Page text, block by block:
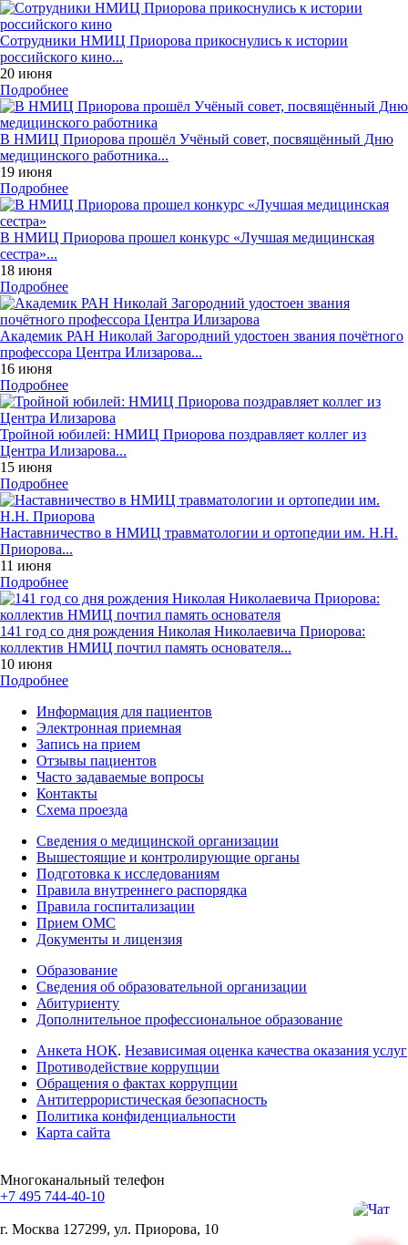
Сотрудники НМИЦ Приорова прикоснулись к истории
российского кино...
20 июня
Подробнее
В НМИЦ Приорова прошёл Учёный совет, посвящённый Дню
медицинского работника...
19 июня
Подробнее
В НМИЦ Приорова прошел конкурс «Лучшая медицинская
сестра»...
18 июня
Подробнее
Академик РАН Николай Загородний удостоен звания почётного
профессора Центра Илизарова...
16 июня
Подробнее
Тройной юбилей: НМИЦ Приорова поздравляет коллег из
Центра Илизарова...
15 июня
Подробнее
Наставничество в НМИЦ травматологии и ортопедии им. Н.Н.
Приорова...
11 июня
Подробнее
141 год со дня рождения Николая Николаевича Приорова:
коллектив НМИЦ почтил память основателя...
10 июня
Подробнее
Информация для пациентов
Электронная приемная
Запись на прием
Отзывы пациентов
Часто задаваемые вопросы
Контакты
Схема проезда
Сведения о медицинской организации
Вышестоящие и контролирующие органы
Подготовка к исследованиям
Правила внутреннего распорядка
Правила госпитализации
Прием ОМС
Документы и лицензия
Образование
Сведения об образовательной организации
Абитуриенту
Дополнительное профессиональное образование
Анкета НОК. Независимая оценка качества оказания услуг
Противодействие коррупции
Обращения о фактах коррупции
Антитеррористическая безопасность
Политика конфиденциальности
Карта сайта
Многоканальный телефон
+7 495 744-40-10
г. Москва 127299, ул. Приорова, 10